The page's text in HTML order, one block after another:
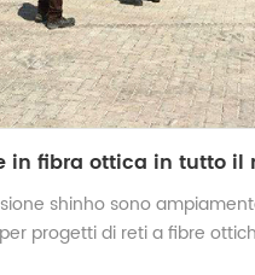
in fibra ottica in tutto il
shinho sono
progetti di reti a fibre